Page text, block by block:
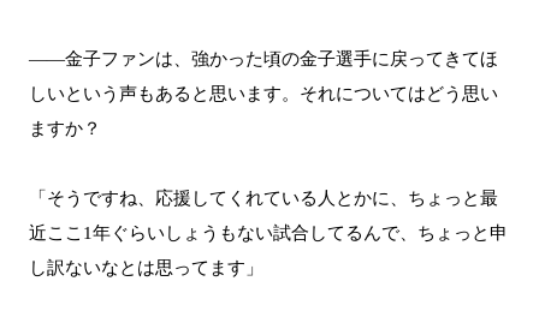
――金子ファンは、強かった頃の金子選手に戻ってきてほ
しいという声もあると思います。それについてはどう思い
ますか？
「そうですね、応援してくれている人とかに、ちょっと最
近ここ1年ぐらいしょうもない試合してるんで、ちょっと申
し訳ないなとは思ってます」